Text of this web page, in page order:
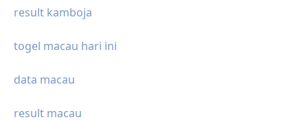
result kamboja
togel macau hari ini
data macau
result macau